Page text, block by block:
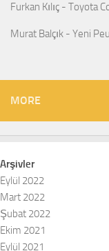
Furkan Kılıç - Toyota
Murat Balçık - Yeni
MORE
Arşivler
Eylül 2022
Mart 2022
Şubat 2022
Ekim 2021
Eylül 2021